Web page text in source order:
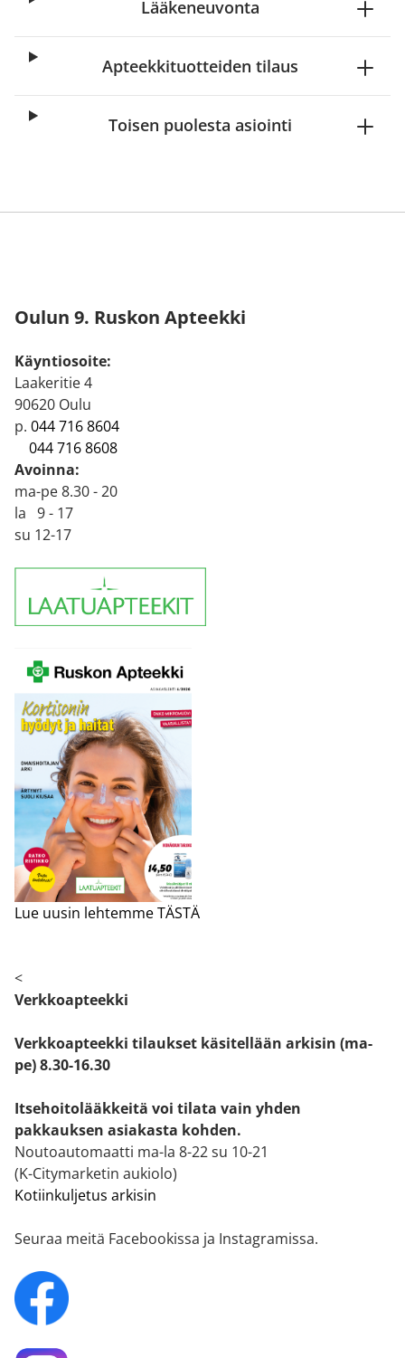
Lääkeneuvonta
Apteekkituotteiden tilaus
Toisen puolesta asiointi
Oulun 9. Ruskon Apteekki
Käyntiosoite:
Laakeritie 4
90620 Oulu
p. 044 716 8604
044 716 8608
Avoinna:
ma-pe 8.30 - 20
la 9 - 17
su 12-17
Lue uusin lehtemme TÄSTÄ
<
Verkkoapteekki
Verkkoapteekki tilaukset käsitellään arkisin (ma-
pe) 8.30-16.30
Itsehoitolääkkeitä voi tilata vain yhden
pakkauksen asiakasta kohden.
Noutoautomaatti ma-la 8-22 su 10-21
(K-Citymarketin aukiolo)
Kotiinkuljetus arkisin
Seuraa meitä Facebookissa ja Instagramissa.